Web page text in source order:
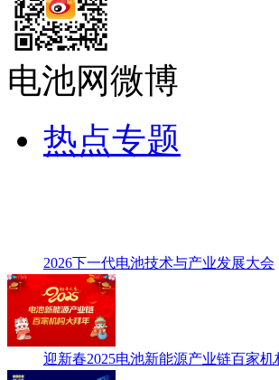
电池网微博
热点专题
2026下一代电池技术与产业发展大会
迎新春2025电池新能源产业链百家